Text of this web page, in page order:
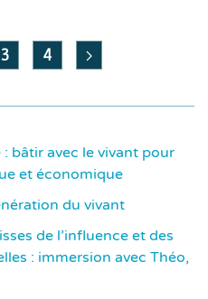
3 4
bâtir avec le vivant pour
et économique
du vivant
de l’influence et des
: immersion avec Théo,